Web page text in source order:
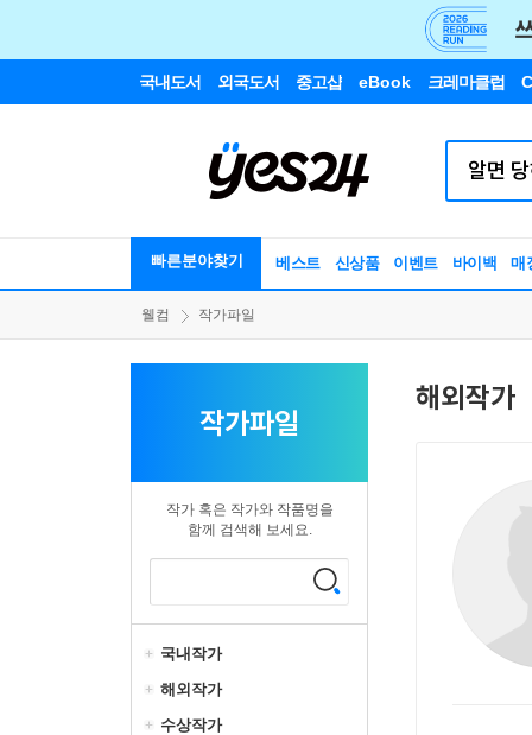
국내도서 외국도서 중고샵 eBook 크레마클럽
빠른분야찾기 베스트 신상품 이벤트 바이백 매
웰컴 작가파일
작가파일
작가 혹은 작가와 작품명을
함께 검색해 보세요.
국내작가
해외작가
수상작가
해외작가